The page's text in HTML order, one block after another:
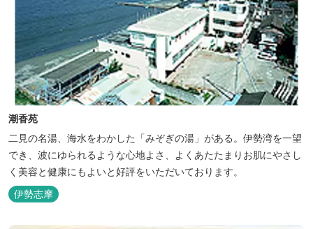
潮香苑
二見の名湯、海水をわかした「みぞぎの湯」がある。伊勢湾を一望
でき、波にゆられるような心地よさ、よくあたたまりお肌にやさし
く美容と健康にもよいと好評をいただいております。
伊勢志摩